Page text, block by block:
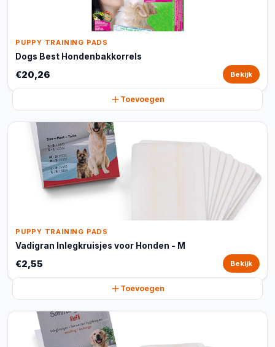
PUPPY TRAINING PADS
Dogs Best Hondenbakkorrels
€20,26 Bekijk
Toevoegen
PUPPY TRAINING PADS
Vadigran Inlegkruisjes voor Honden - M
€2,55 Bekijk
Toevoegen